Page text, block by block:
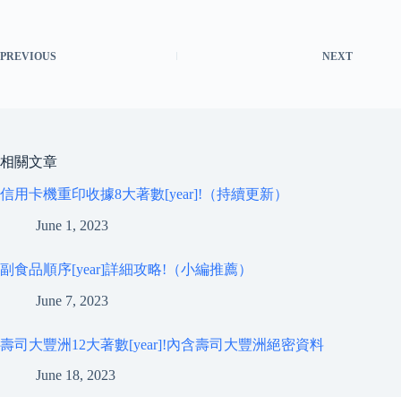
PREVIOUS NEXT
相關文章
信用卡機重印收據8大著數[year]!（持續更新）
June 1, 2023
副食品順序[year]詳細攻略!（小編推薦）
June 7, 2023
壽司大豐洲12大著數[year]!內含壽司大豐洲絕密資料
June 18, 2023